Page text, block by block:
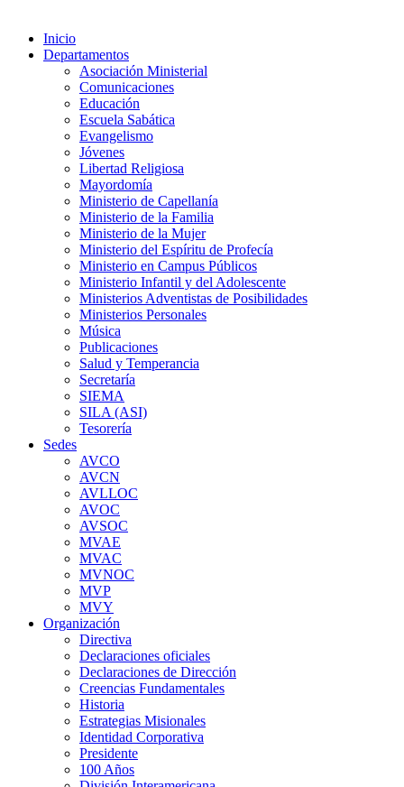
Inicio
Departamentos
Asociación Ministerial
Comunicaciones
Educación
Escuela Sabática
Evangelismo
Jóvenes
Libertad Religiosa
Mayordomía
Ministerio de Capellanía
Ministerio de la Familia
Ministerio de la Mujer
Ministerio del Espíritu de Profecía
Ministerio en Campus Públicos
Ministerio Infantil y del Adolescente
Ministerios Adventistas de Posibilidades
Ministerios Personales
Música
Publicaciones
Salud y Temperancia
Secretaría
SIEMA
SILA (ASI)
Tesorería
Sedes
AVCO
AVCN
AVLLOC
AVOC
AVSOC
MVAE
MVAC
MVNOC
MVP
MVY
Organización
Directiva
Declaraciones oficiales
Declaraciones de Dirección
Creencias Fundamentales
Historia
Estrategias Misionales
Identidad Corporativa
Presidente
100 Años